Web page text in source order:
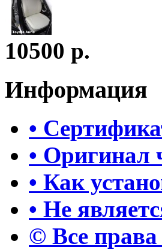
10500 р.
Информация
•
•
• Как
• Не
© Все